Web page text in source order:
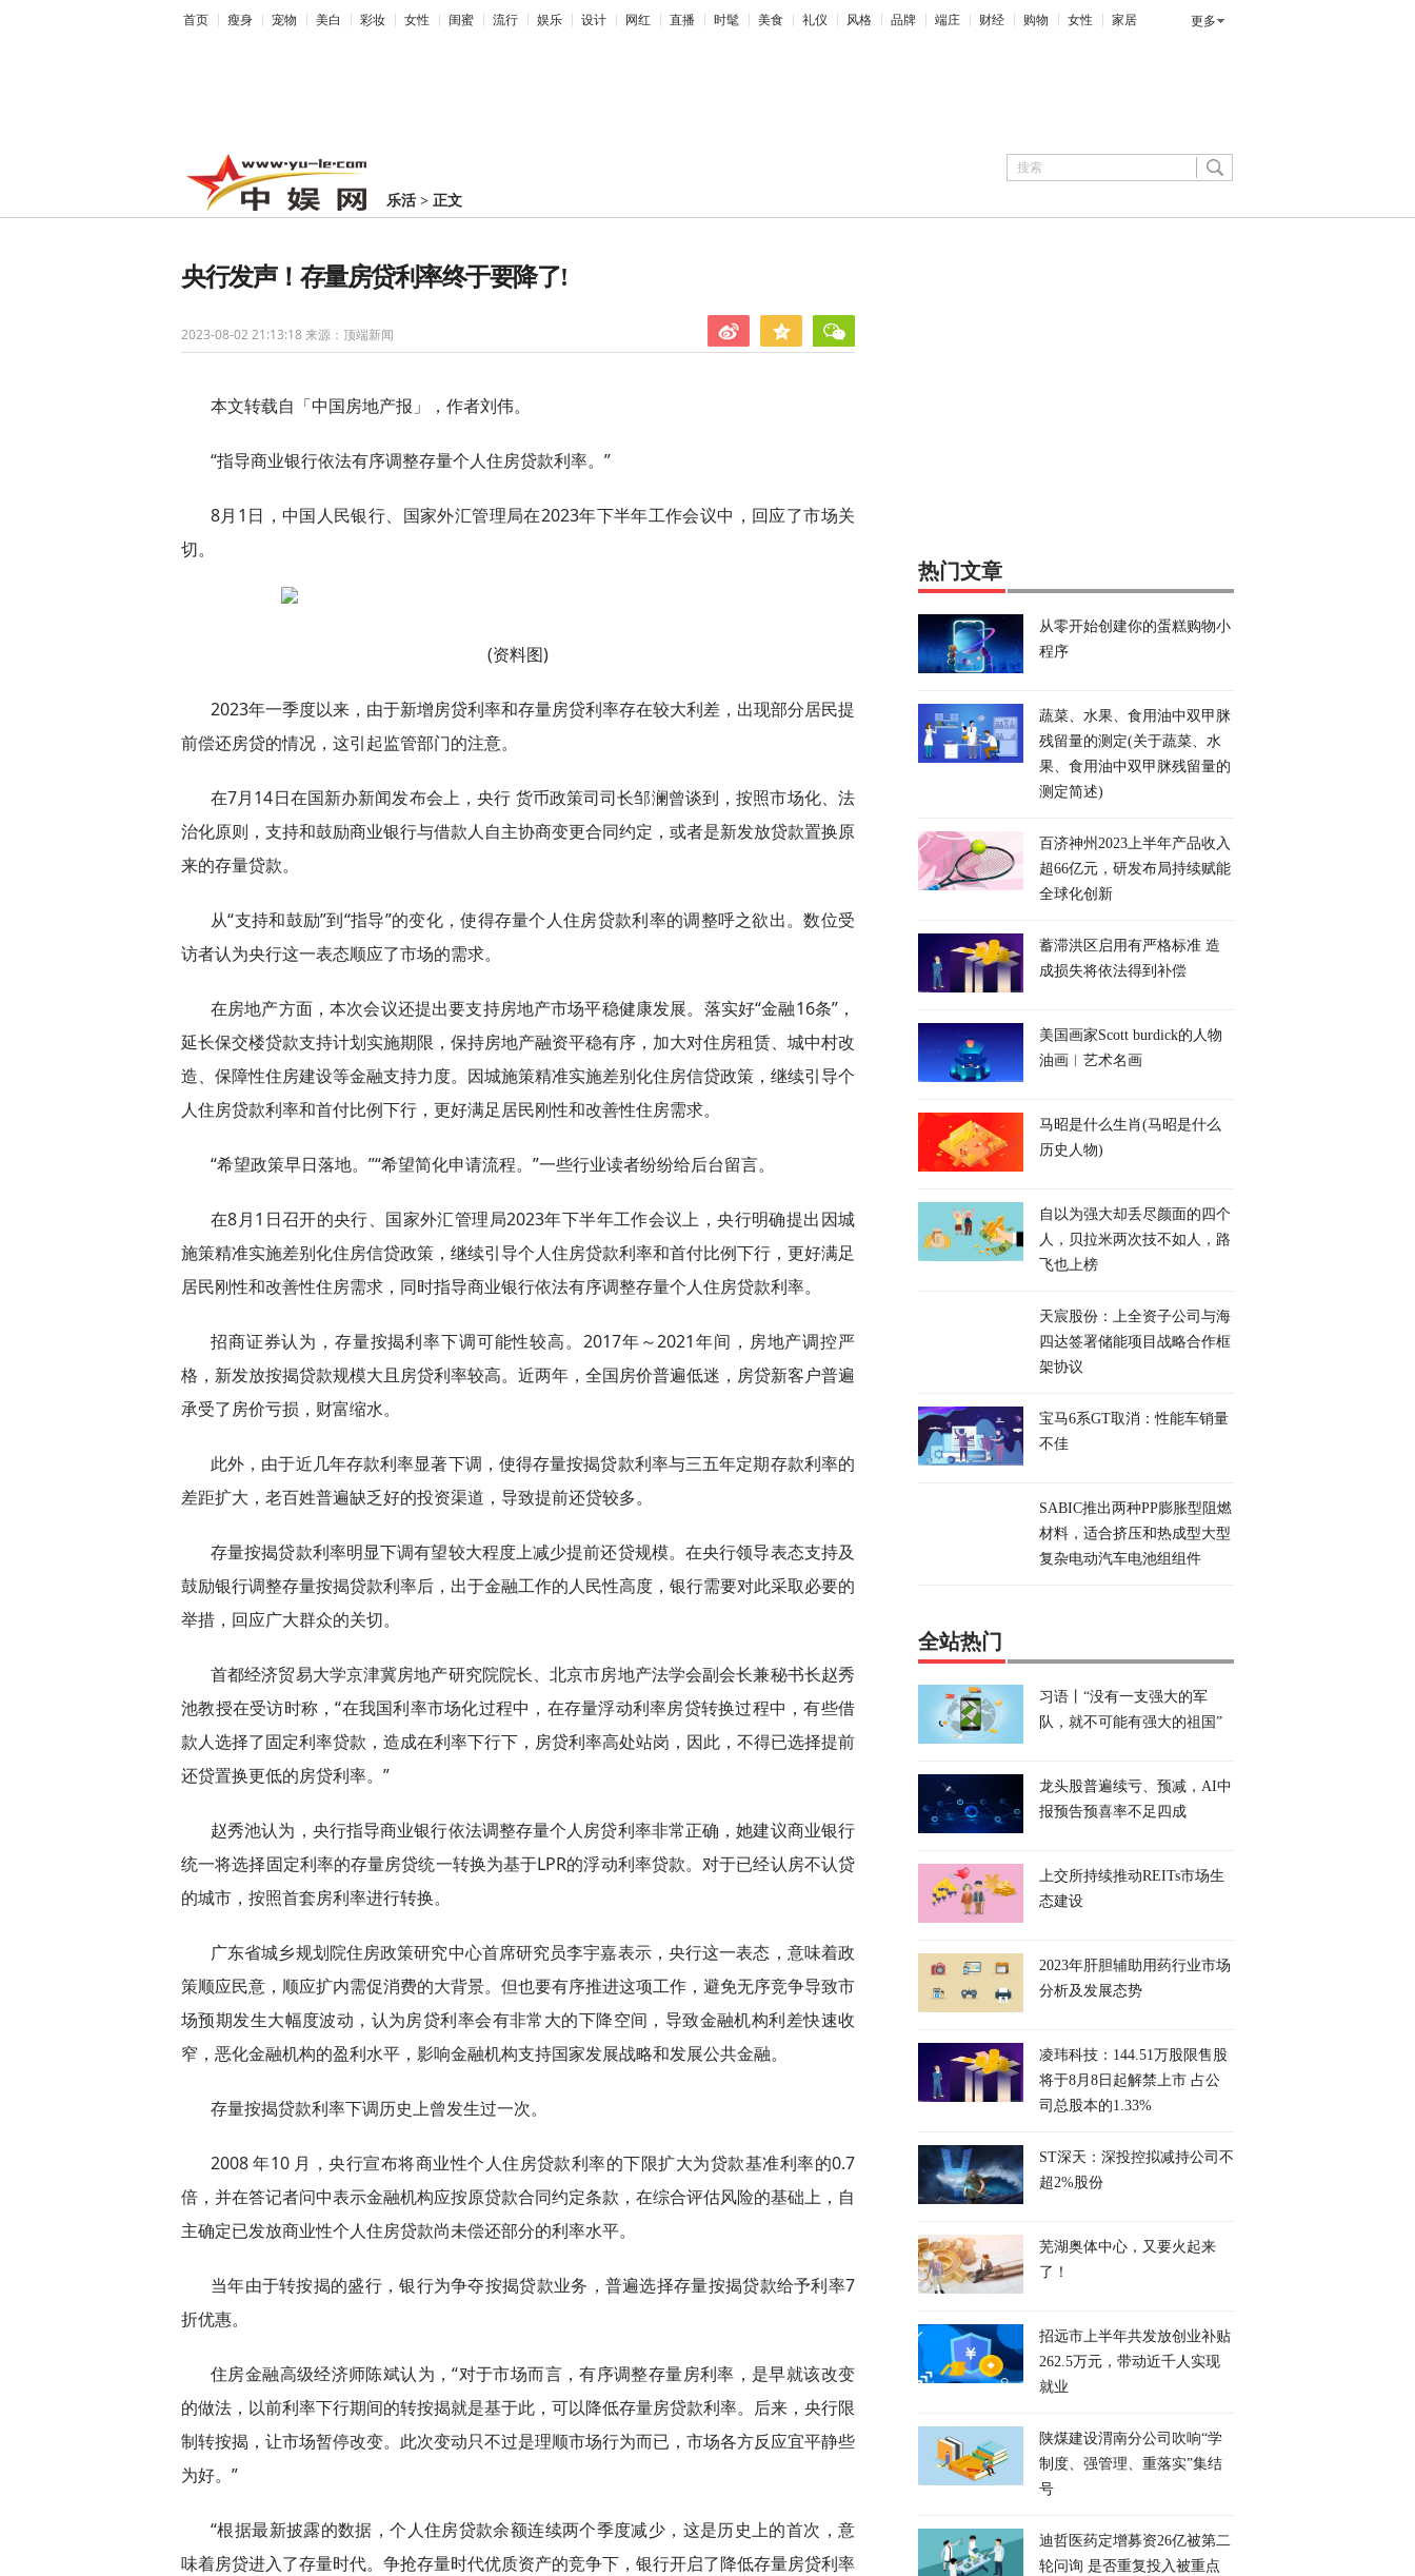
首页 瘦身 宠物 美白 彩妆 女性 闺蜜 流行 娱乐 设计 网红 直播 时髦 美食 礼仪 风格 品牌 端庄 财经 购物 女性 家居 更多
乐活 > 正文
央行发声！存量房贷利率终于要降了!
2023-08-02 21:13:18 来源：顶端新闻
本文转载自「中国房地产报」，作者刘伟。
“指导商业银行依法有序调整存量个人住房贷款利率。”
8月1日，中国人民银行、国家外汇管理局在2023年下半年工作会议中，回应了市场关
切。
(资料图)
2023年一季度以来，由于新增房贷利率和存量房贷利率存在较大利差，出现部分居民提
前偿还房贷的情况，这引起监管部门的注意。
在7月14日在国新办新闻发布会上，央行 货币政策司司长邹澜曾谈到，按照市场化、法
治化原则，支持和鼓励商业银行与借款人自主协商变更合同约定，或者是新发放贷款置换原
来的存量贷款。
从“支持和鼓励”到“指导”的变化，使得存量个人住房贷款利率的调整呼之欲出。数位受
访者认为央行这一表态顺应了市场的需求。
在房地产方面，本次会议还提出要支持房地产市场平稳健康发展。落实好“金融16条”，
延长保交楼贷款支持计划实施期限，保持房地产融资平稳有序，加大对住房租赁、城中村改
造、保障性住房建设等金融支持力度。因城施策精准实施差别化住房信贷政策，继续引导个
人住房贷款利率和首付比例下行，更好满足居民刚性和改善性住房需求。
“希望政策早日落地。”“希望简化申请流程。”一些行业读者纷纷给后台留言。
在8月1日召开的央行、国家外汇管理局2023年下半年工作会议上，央行明确提出因城
施策精准实施差别化住房信贷政策，继续引导个人住房贷款利率和首付比例下行，更好满足
居民刚性和改善性住房需求，同时指导商业银行依法有序调整存量个人住房贷款利率。
招商证券认为，存量按揭利率下调可能性较高。2017年～2021年间，房地产调控严
格，新发放按揭贷款规模大且房贷利率较高。近两年，全国房价普遍低迷，房贷新客户普遍
承受了房价亏损，财富缩水。
此外，由于近几年存款利率显著下调，使得存量按揭贷款利率与三五年定期存款利率的
差距扩大，老百姓普遍缺乏好的投资渠道，导致提前还贷较多。
存量按揭贷款利率明显下调有望较大程度上减少提前还贷规模。在央行领导表态支持及
鼓励银行调整存量按揭贷款利率后，出于金融工作的人民性高度，银行需要对此采取必要的
举措，回应广大群众的关切。
首都经济贸易大学京津冀房地产研究院院长、北京市房地产法学会副会长兼秘书长赵秀
池教授在受访时称，“在我国利率市场化过程中，在存量浮动利率房贷转换过程中，有些借
款人选择了固定利率贷款，造成在利率下行下，房贷利率高处站岗，因此，不得已选择提前
还贷置换更低的房贷利率。”
赵秀池认为，央行指导商业银行依法调整存量个人房贷利率非常正确，她建议商业银行
统一将选择固定利率的存量房贷统一转换为基于LPR的浮动利率贷款。对于已经认房不认贷
的城市，按照首套房利率进行转换。
广东省城乡规划院住房政策研究中心首席研究员李宇嘉表示，央行这一表态，意味着政
策顺应民意，顺应扩内需促消费的大背景。但也要有序推进这项工作，避免无序竞争导致市
场预期发生大幅度波动，认为房贷利率会有非常大的下降空间，导致金融机构利差快速收
窄，恶化金融机构的盈利水平，影响金融机构支持国家发展战略和发展公共金融。
存量按揭贷款利率下调历史上曾发生过一次。
2008 年10 月，央行宣布将商业性个人住房贷款利率的下限扩大为贷款基准利率的0.7
倍，并在答记者问中表示金融机构应按原贷款合同约定条款，在综合评估风险的基础上，自
主确定已发放商业性个人住房贷款尚未偿还部分的利率水平。
当年由于转按揭的盛行，银行为争夺按揭贷款业务，普遍选择存量按揭贷款给予利率7
折优惠。
住房金融高级经济师陈斌认为，“对于市场而言，有序调整存量房利率，是早就该改变
的做法，以前利率下行期间的转按揭就是基于此，可以降低存量房贷款利率。后来，央行限
制转按揭，让市场暂停改变。此次变动只不过是理顺市场行为而已，市场各方反应宜平静些
为好。”
“根据最新披露的数据，个人住房贷款余额连续两个季度减少，这是历史上的首次，意
味着房贷进入了存量时代。争抢存量时代优质资产的竞争下，银行开启了降低存量房贷利率
热门文章
从零开始创建你的蛋糕购物小
程序
蔬菜、水果、食用油中双甲脒
残留量的测定(关于蔬菜、水
果、食用油中双甲脒残留量的
测定简述)
百济神州2023上半年产品收入
超66亿元，研发布局持续赋能
全球化创新
蓄滞洪区启用有严格标准 造
成损失将依法得到补偿
美国画家Scott burdick的人物
油画︱艺术名画
马昭是什么生肖(马昭是什么
历史人物)
自以为强大却丢尽颜面的四个
人，贝拉米两次技不如人，路
飞也上榜
天宸股份：上全资子公司与海
四达签署储能项目战略合作框
架协议
宝马6系GT取消：性能车销量
不佳
SABIC推出两种PP膨胀型阻燃
材料，适合挤压和热成型大型
复杂电动汽车电池组组件
全站热门
习语丨“没有一支强大的军
队，就不可能有强大的祖国”
龙头股普遍续亏、预减，AI中
报预告预喜率不足四成
上交所持续推动REITs市场生
态建设
2023年肝胆辅助用药行业市场
分析及发展态势
凌玮科技：144.51万股限售股
将于8月8日起解禁上市 占公
司总股本的1.33%
ST深天：深投控拟减持公司不
超2%股份
芜湖奥体中心，又要火起来
了！
招远市上半年共发放创业补贴
262.5万元，带动近千人实现
就业
陕煤建设渭南分公司吹响“学
制度、强管理、重落实”集结
号
迪哲医药定增募资26亿被第二
轮问询 是否重复投入被重点